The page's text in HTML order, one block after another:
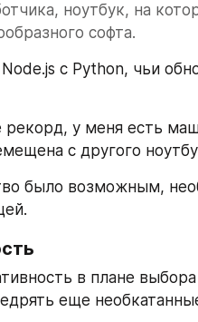
ноутбук, на
софта.
с Python, чьи
у меня есть
с другого
было возможным,
в плане
еще